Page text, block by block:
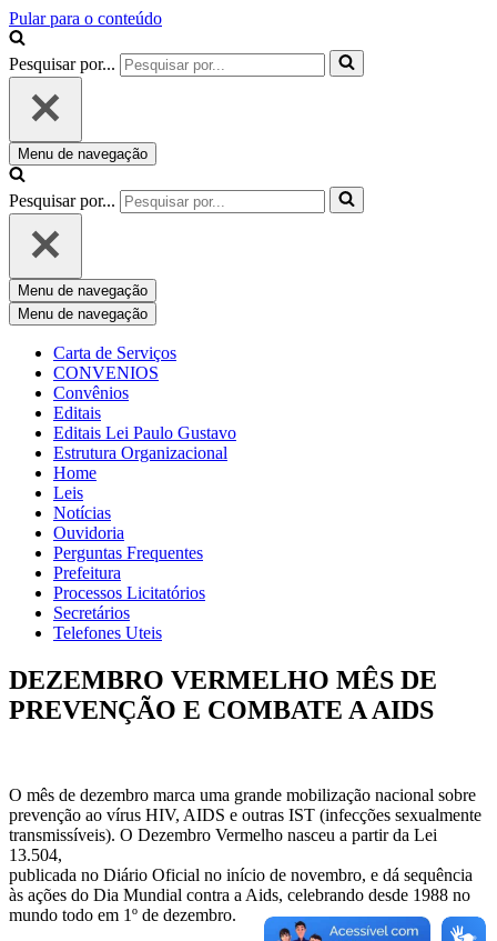
Pular para o conteúdo
Pesquisar por...
Menu de navegação
Pesquisar por...
Menu de navegação
Menu de navegação
Carta de Serviços
CONVENIOS
Convênios
Editais
Editais Lei Paulo Gustavo
Estrutura Organizacional
Home
Leis
Notícias
Ouvidoria
Perguntas Frequentes
Prefeitura
Processos Licitatórios
Secretários
Telefones Uteis
DEZEMBRO VERMELHO MÊS DE
PREVENÇÃO E COMBATE A AIDS
O mês de dezembro marca uma grande mobilização nacional sobre
prevenção ao vírus HIV, AIDS e outras IST (infecções sexualmente
transmissíveis). O Dezembro Vermelho nasceu a partir da Lei
13.504,
publicada no Diário Oficial no início de novembro, e dá sequência
às ações do Dia Mundial contra a Aids, celebrando desde 1988 no
mundo todo em 1º de dezembro.